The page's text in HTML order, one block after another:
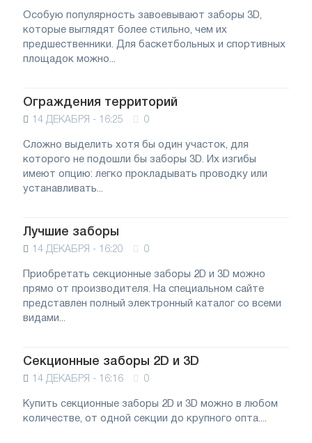
Особую популярность завоевывают заборы 3D,
которые выглядят более стильно, чем их
предшественники. Для баскетбольных и спортивных
площадок можно...
Ограждения территорий
14 ДЕКАБРЯ - 16:25 0
Сложно выделить хотя бы один участок, для
которого не подошли бы заборы 3D. Их изгибы
имеют опцию: легко прокладывать проводку или
устанавливать...
Лучшие заборы
14 ДЕКАБРЯ - 16:20 0
Приобретать секционные заборы 2D и 3D можно
прямо от производителя. На специальном сайте
представлен полный электронный каталог со всеми
видами...
Секционные заборы 2D и 3D
14 ДЕКАБРЯ - 16:16 0
Купить секционные заборы 2D и 3D можно в любом
количестве, от одной секции до крупного опта....